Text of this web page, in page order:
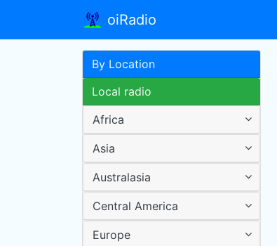
oiRadio
By Location
Local radio
Africa
Asia
Australasia
Central America
Europe